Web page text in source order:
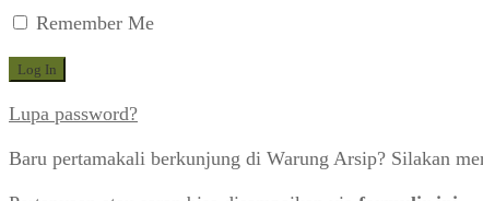
Remember Me
Lupa password?
Baru pertamakali berkunjung di Warung Arsip? Silakan